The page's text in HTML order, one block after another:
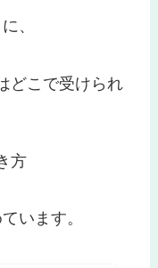
、
どこで受けられ
方
います。